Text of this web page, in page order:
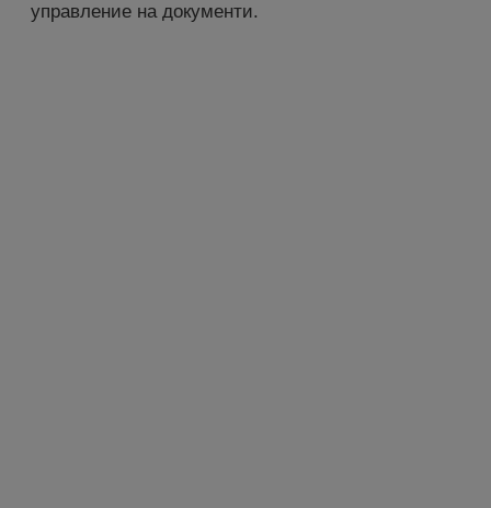
управление на документи.